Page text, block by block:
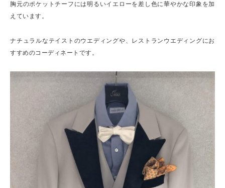
胸元のポケットチーフには明るいイエローを差し色に華やかな印象を加
えています。
ナチュラルなテイストのウエディングや、レストランウエディングにお
すすめのコーディネートです。